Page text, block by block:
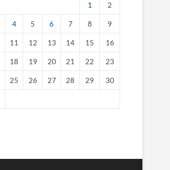
1 2
4 5 6 7 8 9
11 12 13 14 15 16
18 19 20 21 22 23
25 26 27 28 29 30